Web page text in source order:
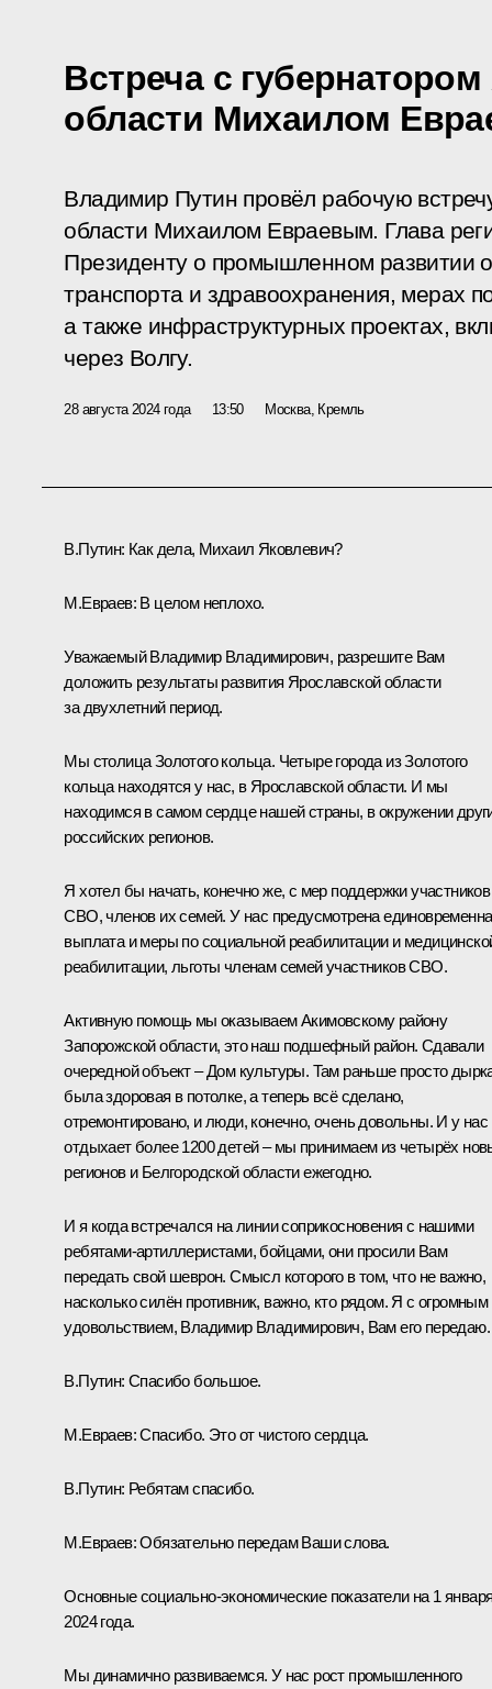
Встреча с
области Михаилом
Владимир Путин провёл рабочую
области Михаилом Евраевым. Глава
Президенту о промышленном развитии
транспорта и здравоохранения, мерах
а также инфраструктурных проектах,
через Волгу.
28 августа 2024 года 13:50 Москва, Кремль
В.Путин: Как дела, Михаил Яковлевич?
М.Евраев: В целом неплохо.
Уважаемый Владимир Владимирович, разрешите Вам
доложить результаты развития Ярославской области
за двухлетний период.
Мы столица Золотого кольца. Четыре города из Золотого
кольца находятся у нас, в Ярославской области. И мы
находимся в самом сердце нашей страны, в окружении
российских регионов.
Я хотел бы начать, конечно же, с мер поддержки участников
СВО, членов их семей. У нас предусмотрена
выплата и меры по социальной реабилитации и
реабилитации, льготы членам семей участников СВО.
Активную помощь мы оказываем Акимовскому району
Запорожской области, это наш подшефный район. Сдавали
очередной объект – Дом культуры. Там раньше просто
была здоровая в потолке, а теперь всё сделано,
отремонтировано, и люди, конечно, очень довольны. И у нас
отдыхает более 1200 детей – мы принимаем из четырёх
регионов и Белгородской области ежегодно.
И я когда встречался на линии соприкосновения с нашими
ребятами-артиллеристами, бойцами, они просили Вам
передать свой шеврон. Смысл которого в том, что не важно,
насколько силён противник, важно, кто рядом. Я с огромным
удовольствием, Владимир Владимирович, Вам его передаю.
В.Путин: Спасибо большое.
М.Евраев:Спасибо. Это от чистого сердца.
В.Путин: Ребятам спасибо.
М.Евраев:Обязательно передам Ваши слова.
Основные социально-экономические показатели на 1
2024 года.
Мы динамично развиваемся. У нас рост промышленного